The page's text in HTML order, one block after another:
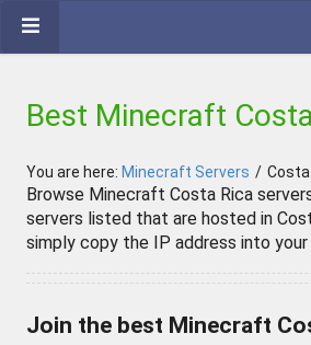
Best Minecraft
You are here: Minecraft Servers /
Browse Minecraft Costa Rica
servers listed that are hosted in
simply copy the IP address into
Join the best Minecraft